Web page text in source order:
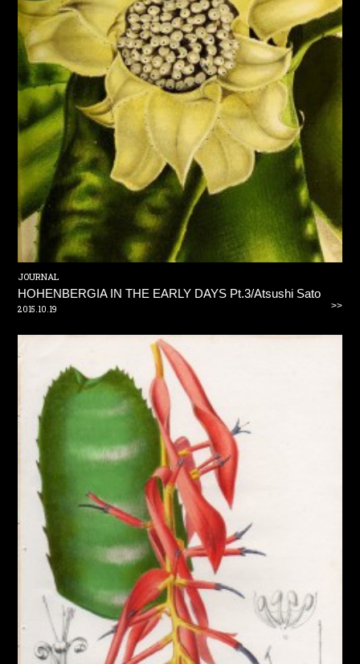
JOURNAL
HOHENBERGIA IN THE EARLY DAYS Pt.3/Atsushi Sato
2015.10.19 >>